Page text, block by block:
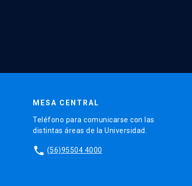
MESA CENTRAL
Teléfono para comunicarse con las
distintas áreas de la Universidad.
phone (56)95504 4000